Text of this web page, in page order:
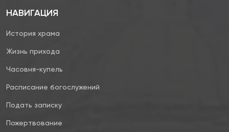
НАВИГАЦИЯ
История храма
Жизнь прихода
Часовня-купель
Расписание богослужений
Подать записку
Пожертвование